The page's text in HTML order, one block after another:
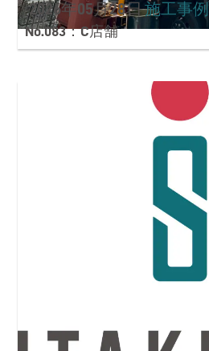
2026年05月28日施工事例
No.083：C店舗